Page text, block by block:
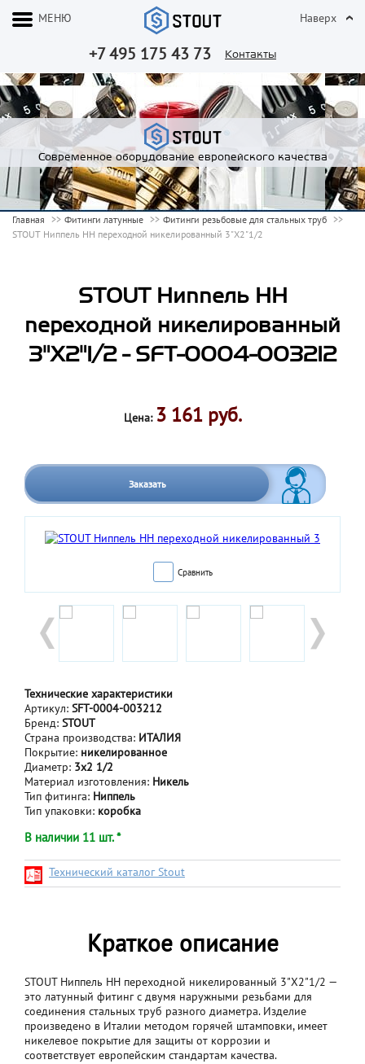
+7 495 175 43 73 Контакты
МЕНЮ Наверх
Современное оборудование европейского качества
Главная Фитинги латунные
Фитинги резьбовые для стальных труб
STOUT Ниппель НН переходной никелированный 3"X2"1/2
STOUT Ниппель НН
переходной никелированный
3"X2"1/2 - SFT-0004-003212
Цена: 3 161 руб.
Заказать
Сравнить
Технические характеристики
Артикул: SFT-0004-003212
Бренд: STOUT
Страна производства: ИТАЛИЯ
Покрытие: никелированное
Диаметр: 3x2 1/2
Материал изготовления: Никель
Тип фитинга: Ниппель
Тип упаковки: коробка
В наличии 11 шт. *
Технический каталог Stout
Краткое описание
STOUT Ниппель НН переходной никелированный 3"X2"1/2 —
это латунный фитинг с двумя наружными резьбами для
соединения стальных труб разного диаметра. Изделие
произведено в Италии методом горячей штамповки, имеет
никелевое покрытие для защиты от коррозии и
соответствует европейским стандартам качества.